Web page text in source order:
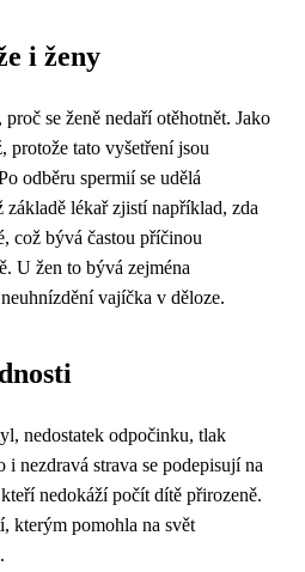
i ženy
se ženě nedaří otěhotnět. Jako
protože tato vyšetření jsou
odběru spermií se udělá
základě lékař zjistí například, zda
což bývá častou příčinou
U žen to bývá zejména
vajíčka v děloze.
nedostatek odpočinku, tlak
i nezdravá strava se podepisují na
nedokáží počít dítě přirozeně.
kterým pomohla na svět